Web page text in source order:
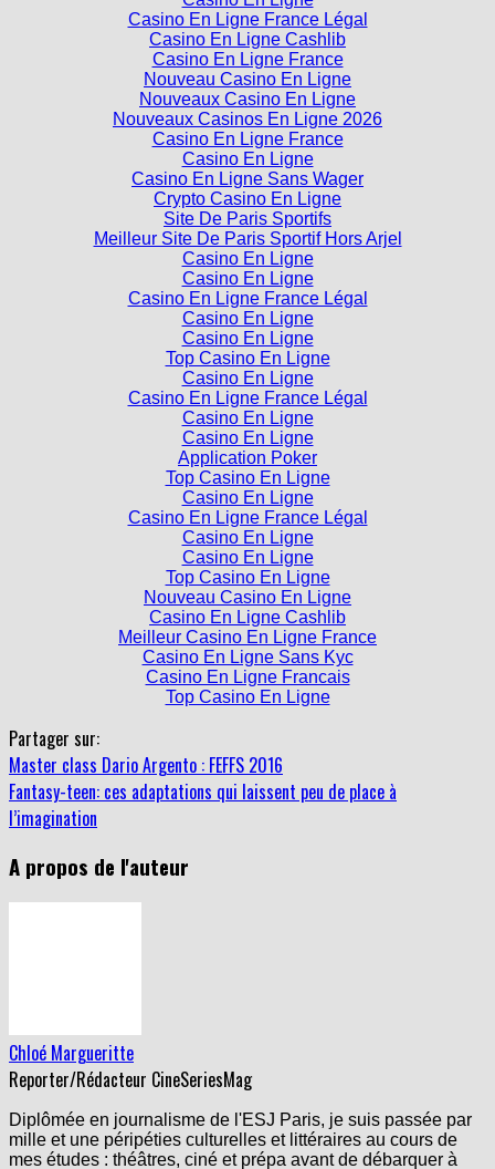
Casino En Ligne France Légal
Casino En Ligne Cashlib
Casino En Ligne France
Nouveau Casino En Ligne
Nouveaux Casino En Ligne
Nouveaux Casinos En Ligne 2026
Casino En Ligne France
Casino En Ligne
Casino En Ligne Sans Wager
Crypto Casino En Ligne
Site De Paris Sportifs
Meilleur Site De Paris Sportif Hors Arjel
Casino En Ligne
Casino En Ligne
Casino En Ligne France Légal
Casino En Ligne
Casino En Ligne
Top Casino En Ligne
Casino En Ligne
Casino En Ligne France Légal
Casino En Ligne
Casino En Ligne
Application Poker
Top Casino En Ligne
Casino En Ligne
Casino En Ligne France Légal
Casino En Ligne
Casino En Ligne
Top Casino En Ligne
Nouveau Casino En Ligne
Casino En Ligne Cashlib
Meilleur Casino En Ligne France
Casino En Ligne Sans Kyc
Casino En Ligne Francais
Top Casino En Ligne
Partager sur:
Master class Dario Argento : FEFFS 2016
Fantasy-teen: ces adaptations qui laissent peu de place à
l’imagination
A propos de l'auteur
Chloé Margueritte
Reporter/Rédacteur CineSeriesMag
Diplômée en journalisme de l'ESJ Paris, je suis passée par
mille et une péripéties culturelles et littéraires au cours de
mes études : théâtres, ciné et prépa avant de débarquer à